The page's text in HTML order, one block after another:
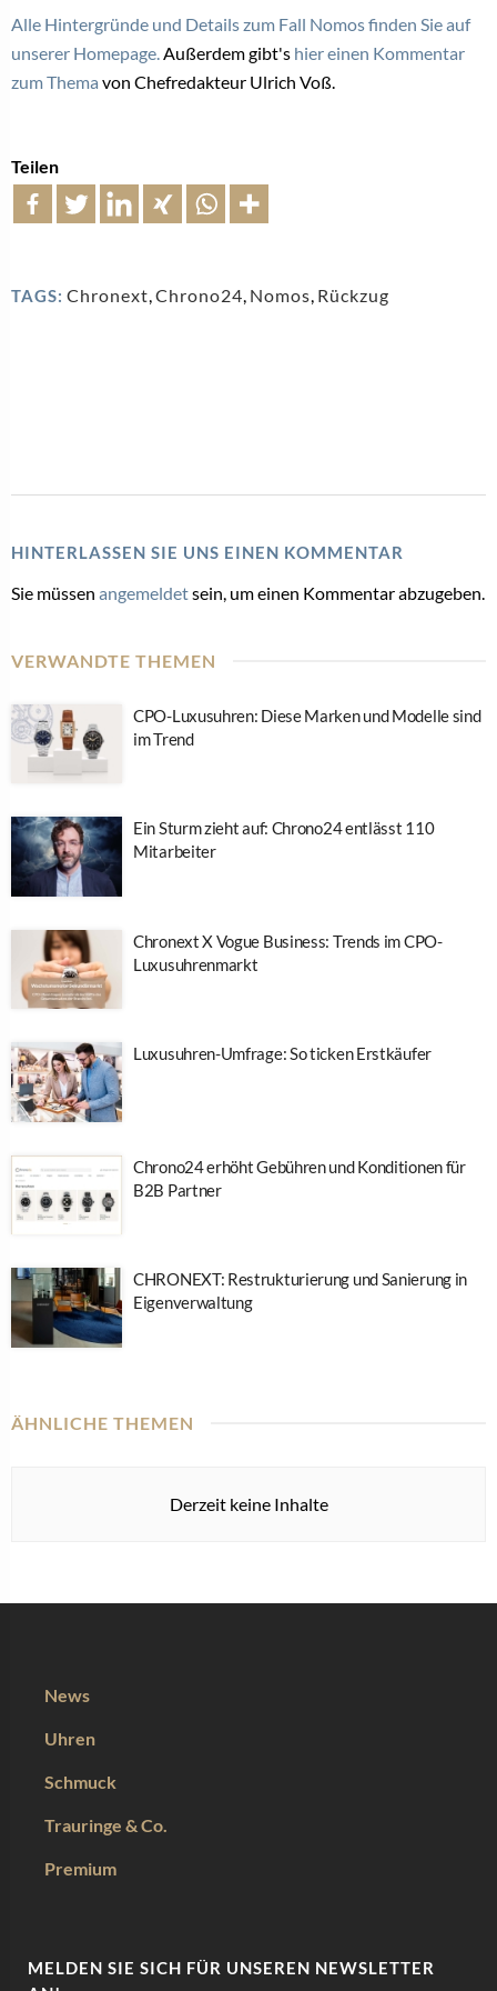
Alle Hintergründe und Details zum Fall Nomos finden Sie auf
unserer Homepage.Außerdem gibt's hier einen Kommentar
zum Thema von Chefredakteur Ulrich Voß.
Teilen
TAGS: Chronext,Chrono24, Nomos, Rückzug
HINTERLASSEN SIE UNS EINEN KOMMENTAR
Sie müssen angemeldetsein, um einen Kommentar abzugeben.
VERWANDTE THEMEN
CPO-Luxusuhren: Diese Marken und Modelle sind
im Trend
Ein Sturm zieht auf: Chrono24 entlässt 110
Mitarbeiter
Chronext X Vogue Business: Trends im CPO-
Luxusuhrenmarkt
Luxusuhren-Umfrage: So ticken Erstkäufer
Chrono24 erhöht Gebühren und Konditionen für
B2B Partner
CHRONEXT: Restrukturierung und Sanierung in
Eigenverwaltung
ÄHNLICHE THEMEN
Derzeit keine Inhalte
News
Uhren
Schmuck
Trauringe & Co.
Premium
MELDEN SIE SICH FÜR UNSEREN NEWSLETTER